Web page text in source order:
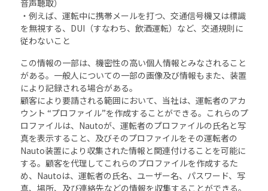
音声聴取）
・例えば、運転中に携帯メールを打つ、交通信号機又は標識
を無視する、DUI（すなわち、飲酒運転）など、交通規則に
従わないこと
この情報の一部は、機密性の高い個人情報とみなされること
がある。一般人についての一部の画像及び情報もまた、装置
により記録される場合がある。
顧客により要請される範囲において、当社は、運転者のアカ
ウント “プロファイル”を作成することができる。これらのプ
ロファイルは、Nautoが、運転者のプロファイルの氏名と写
真を表示すること、及びそのプロファイルをその運転者の
Nauto装置により収集された情報と関連付けることを可能に
する。顧客を代理してこれらのプロファイルを作成するた
め、Nautoは、運転者の氏名、ユーザー名、パスワード、写
真、場所、及び連絡先などの情報を収集することができる。